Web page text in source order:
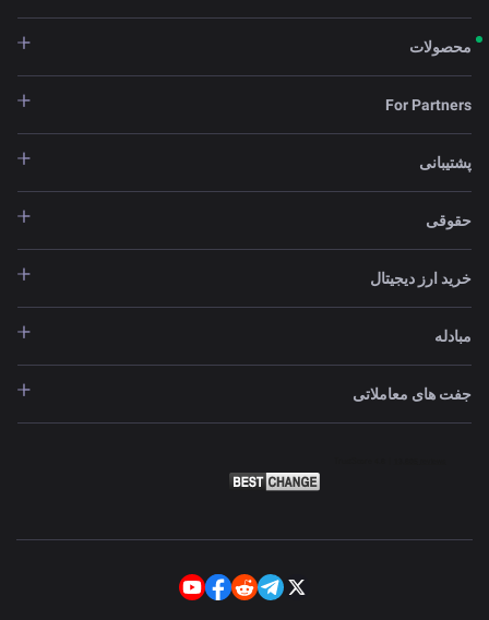
محصولات
For Partners
پشتیبانی
حقوقی
خرید ارز دیجیتال
مبادله
جفت های معاملاتی